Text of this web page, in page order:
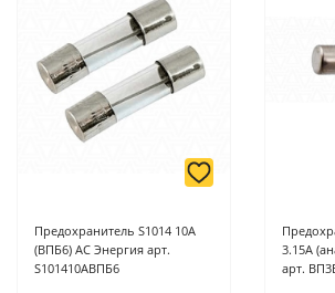
Предохранитель S1014 10А
(ВПБ6) АС Энергия арт.
S101410АВПБ6
3.15А
арт.